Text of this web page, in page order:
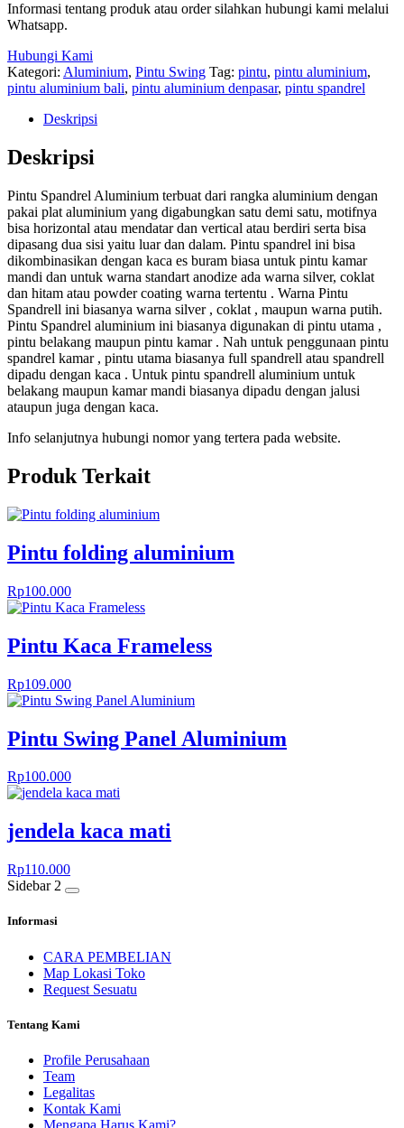
Informasi tentang produk atau order silahkan hubungi kami melalui
Whatsapp.
Hubungi Kami
Kategori: Aluminium, Pintu Swing Tag: pintu, pintu aluminium,
pintu aluminium bali, pintu aluminium denpasar, pintu spandrel
Deskripsi
Deskripsi
Pintu Spandrel Aluminium terbuat dari rangka aluminium dengan
pakai plat aluminium yang digabungkan satu demi satu, motifnya
bisa horizontal atau mendatar dan vertical atau berdiri serta bisa
dipasang dua sisi yaitu luar dan dalam. Pintu spandrel ini bisa
dikombinasikan dengan kaca es buram biasa untuk pintu kamar
mandi dan untuk warna standart anodize ada warna silver, coklat
dan hitam atau powder coating warna tertentu . Warna Pintu
Spandrell ini biasanya warna silver , coklat , maupun warna putih.
Pintu Spandrel aluminium ini biasanya digunakan di pintu utama ,
pintu belakang maupun pintu kamar . Nah untuk penggunaan pintu
spandrel kamar , pintu utama biasanya full spandrell atau spandrell
dipadu dengan kaca . Untuk pintu spandrell aluminium untuk
belakang maupun kamar mandi biasanya dipadu dengan jalusi
ataupun juga dengan kaca.
Info selanjutnya hubungi nomor yang tertera pada website.
Produk Terkait
Pintu folding aluminium
Rp100.000
Pintu Kaca Frameless
Rp109.000
Pintu Swing Panel Aluminium
Rp100.000
jendela kaca mati
Rp110.000
Sidebar 2
Informasi
CARA PEMBELIAN
Map Lokasi Toko
Request Sesuatu
Tentang Kami
Profile Perusahaan
Team
Legalitas
Kontak Kami
Mengapa Harus Kami?